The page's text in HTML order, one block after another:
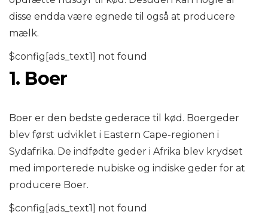
disse endda være egnede til også at producere
mælk.
$config[ads_text1] not found
1. Boer
Boer er den bedste gederace til kød. Boergeder
blev først udviklet i Eastern Cape-regionen i
Sydafrika. De indfødte geder i Afrika blev krydset
med importerede nubiske og indiske geder for at
producere Boer.
$config[ads_text1] not found